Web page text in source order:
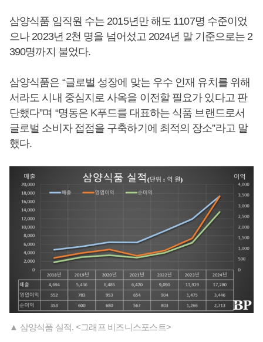
삼양식품 임직원 수는 2015년만 해도 1107명 수준이었
으나 2023년 2천 명을 넘어섰고 2024년 말 기준으로는 2
390명까지 불었다.
삼양식품은 “글로벌 성장에 맞는 우수 인재 유치를 위해
서라도 시내 중심지로 사옥을 이전할 필요가 있다고 판
단했다”며 “명동은 K푸드를 대표하는 식품 브랜드로서
글로벌 소비자 접점을 구축하기에 최적의 장소”라고 말
했다.
▲ 삼양식품 실적. <그래프 비즈니스포스트>